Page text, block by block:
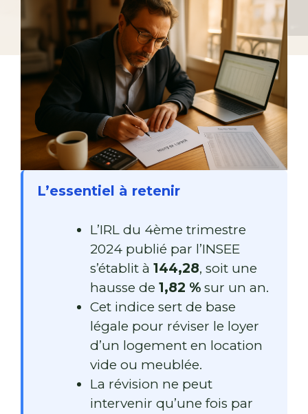
L’essentiel à retenir
L’IRL du 4ème trimestre
2024 publié par l’INSEE
s’établit à 144,28, soit une
hausse de 1,82 % sur un an.
Cet indice sert de base
légale pour réviser le loyer
d’un logement en location
vide ou meublée.
La révision ne peut
intervenir qu’une fois par